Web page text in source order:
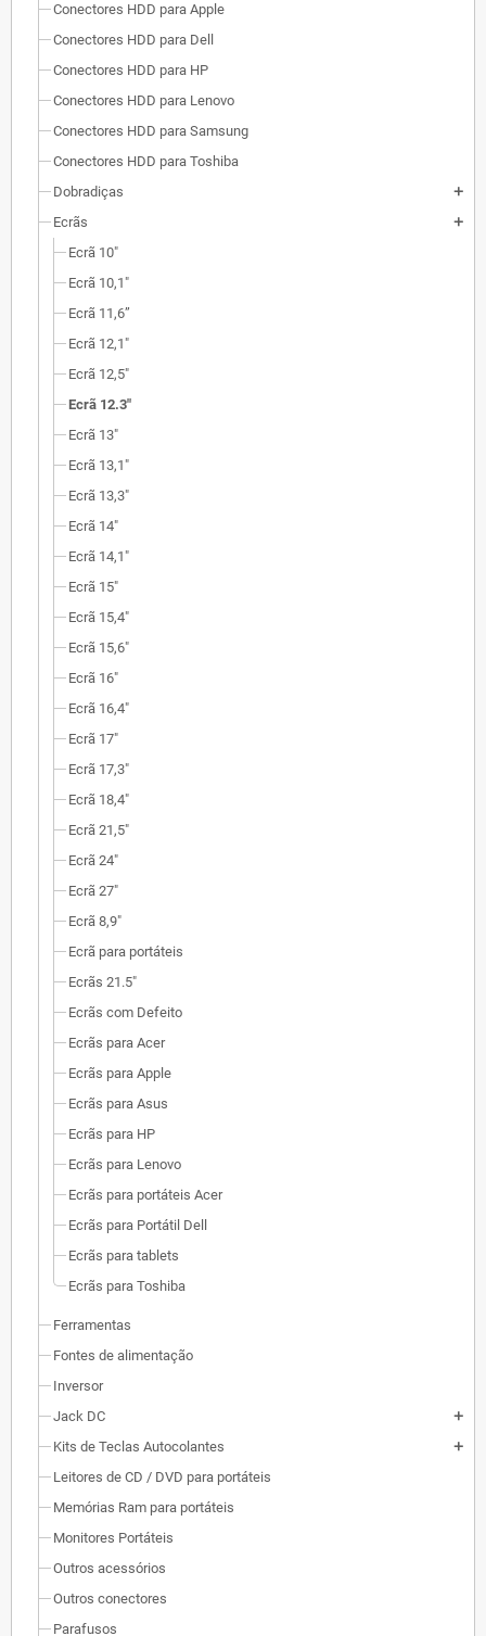
Conectores HDD para Apple
Conectores HDD para Dell
Conectores HDD para HP
Conectores HDD para Lenovo
Conectores HDD para Samsung
Conectores HDD para Toshiba
Dobradiças
add
Ecrãs add
Ecrã 10"
Ecrã 10,1"
Ecrã 11,6”
Ecrã 12,1"
Ecrã 12,5"
Ecrã 12.3"
Ecrã 13"
Ecrã 13,1"
Ecrã 13,3"
Ecrã 14"
Ecrã 14,1"
Ecrã 15"
Ecrã 15,4"
Ecrã 15,6"
Ecrã 16"
Ecrã 16,4"
Ecrã 17"
Ecrã 17,3"
Ecrã 18,4"
Ecrã 21,5"
Ecrã 24"
Ecrã 27"
Ecrã 8,9"
Ecrã para portáteis
Ecrãs 21.5"
Ecrãs com Defeito
Ecrãs para Acer
Ecrãs para Apple
Ecrãs para Asus
Ecrãs para HP
Ecrãs para Lenovo
Ecrãs para portáteis Acer
Ecrãs para Portátil Dell
Ecrãs para tablets
Ecrãs para Toshiba
Ferramentas
Fontes de alimentação
Inversor
Jack DC
add
Kits de Teclas Autocolantes add
Leitores de CD / DVD para portáteis
Memórias Ram para portáteis
Monitores Portáteis
Outros acessórios
Outros conectores
Parafusos